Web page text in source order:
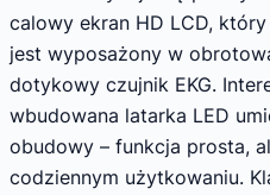
calowy ekran HD LCD,
jest wyposażony w
dotykowy czujnik EKG.
wbudowana latarka LED
obudowy – funkcja prosta,
codziennym użytkowaniu.